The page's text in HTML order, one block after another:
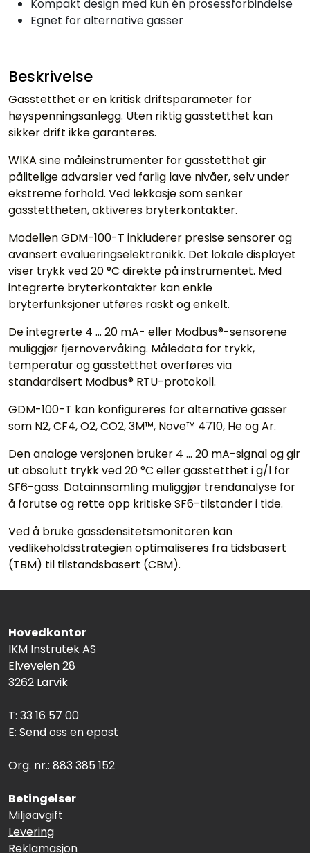
Kompakt design med kun én prosessforbindelse
Egnet for alternative gasser
Beskrivelse
Gasstetthet er en kritisk driftsparameter for
høyspenningsanlegg. Uten riktig gasstetthet kan
sikker drift ikke garanteres.
WIKA sine måleinstrumenter for gasstetthet gir
pålitelige advarsler ved farlig lave nivåer, selv under
ekstreme forhold. Ved lekkasje som senker
gasstettheten, aktiveres bryterkontakter.
Modellen GDM-100-T inkluderer presise sensorer og
avansert evalueringselektronikk. Det lokale displayet
viser trykk ved 20 °C direkte på instrumentet. Med
integrerte bryterkontakter kan enkle
bryterfunksjoner utføres raskt og enkelt.
De integrerte 4 ... 20 mA- eller Modbus®-sensorene
muliggjør fjernovervåking. Måledata for trykk,
temperatur og gasstetthet overføres via
standardisert Modbus® RTU-protokoll.
GDM-100-T kan konfigureres for alternative gasser
som N2, CF4, O2, CO2, 3M™, Nove™ 4710, He og Ar.
Den analoge versjonen bruker 4 ... 20 mA-signal og gir
ut absolutt trykk ved 20 °C eller gasstetthet i g/l for
SF6-gass. Datainnsamling muliggjør trendanalyse for
å forutse og rette opp kritiske SF6-tilstander i tide.
Ved å bruke gassdensitetsmonitoren kan
vedlikeholdsstrategien optimaliseres fra tidsbasert
(TBM) til tilstandsbasert (CBM).
Hovedkontor
IKM Instrutek AS
Elveveien 28
3262 Larvik
T: 33 16 57 00
E: Send oss en epost
Org. nr.: 883 385 152
Betingelser
Miljøavgift
Levering
Reklamasjon